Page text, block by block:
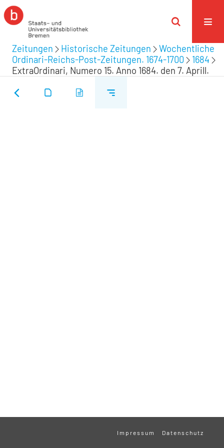
Zeitungen Historische Zeitungen
Wochentliche
Ordinari-Reichs-Post-Zeitungen. 1674-1700
1684
ExtraOrdinari, Numero 15. Anno 1684. den 7. Aprill.
Impressum Datenschutz